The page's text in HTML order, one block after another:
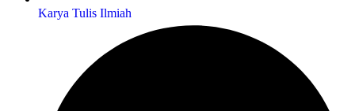
Karya Tulis Ilmiah